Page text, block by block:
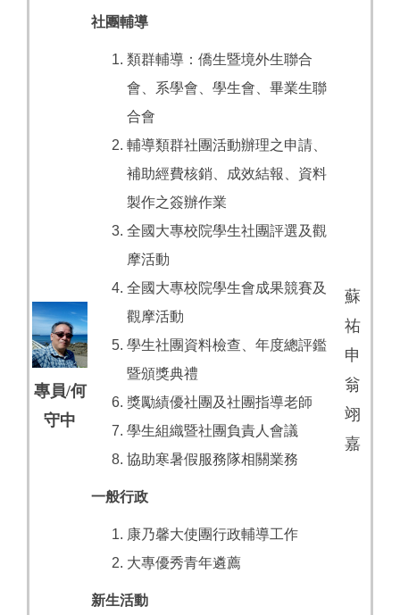
專員/何
守中
社團輔導
類群輔導：僑生暨境外生聯合
會、系學會、學生會、畢業生聯
合會
輔導類群社團活動辦理之申請、
補助經費核銷、成效結報、資料
製作之簽辦作業
全國大專校院學生社團評選及觀
摩活動
全國大專校院學生會成果競賽及
觀摩活動
學生社團資料檢查、年度總評鑑
暨頒獎典禮
獎勵績優社團及社團指導老師
學生組織暨社團負責人會議
協助寒暑假服務隊相關業務
一般行政
康乃馨大使團行政輔導工作
大專優秀青年遴薦
新生活動
蘇
祐
申
翁
翊
嘉